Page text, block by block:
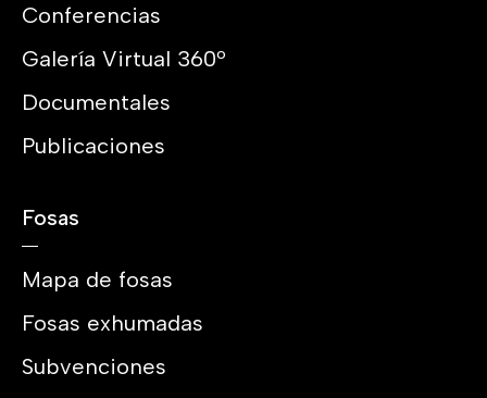
Conferencias
Galería Virtual 360º
Documentales
Publicaciones
Fosas
Mapa de fosas
Fosas exhumadas
Subvenciones